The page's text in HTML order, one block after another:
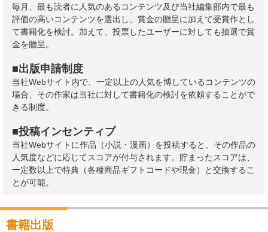
毎月、最も読者に人気のあるコンテンツ及び当社編集部内で最も
評価の高いコンテンツを選出し、賞金の贈呈に加えて受賞作とし
て書籍化を検討。加えて、投票したユーザーに対しても抽選で賞
金を贈呈。
■出版申請制度
当社Webサイト内で、一定以上の人気を博しているコンテンツの
場合、その作家は当社に対して書籍化の検討を依頼することがで
きる制度。
■投稿インセンティブ
当社Webサイトに作品（小説・漫画）を投稿すると、その作品の
人気度などに応じてスコアが付与されます。貯まったスコアは、
一定数以上で特典（各種商品ギフトコードや現金）と交換するこ
とが可能。
書籍出版